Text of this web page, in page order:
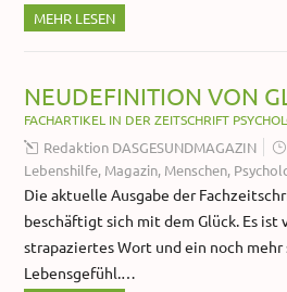
MEHR LESEN
NEUDEFINITION VON
FACHARTIKEL IN DER ZEITSCHRIFT
Redaktion DASGESUNDMAGAZIN
Lebenshilfe, Magazin, Menschen,
Die aktuelle Ausgabe der
beschäftigt sich mit dem Glück. Es ist
strapaziertes Wort und ein noch
Lebensgefühl.…